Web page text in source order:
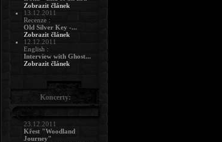
Zobrazit článek
13.12.2011
Recenze :
Old Silver Key -...
Zobrazit článek
12.12.2011
English :
Interview with Ghost...
Zobrazit článek
Koncerty:
23.12.2011
Křest "Woodland
Journey"